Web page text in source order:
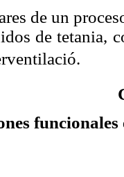
de un
detetania,
funcionales